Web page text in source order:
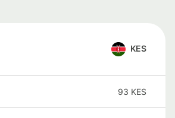
KES
93 KES